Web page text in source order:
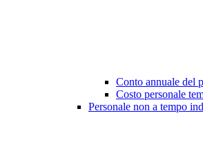
Conto annuale del
Costo personale
Personale non a tempo